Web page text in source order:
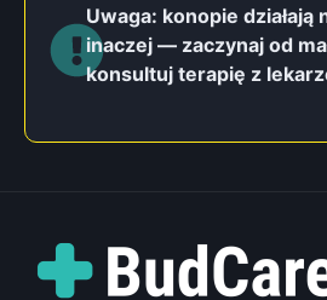
Uwaga: konopie działają
inaczej — zaczynaj od
konsultuj terapię z